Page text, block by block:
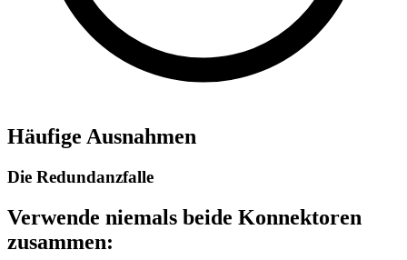
Häufige Ausnahmen
Die Redundanzfalle
Verwende niemals beide Konnektoren
zusammen: